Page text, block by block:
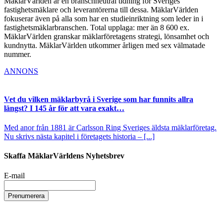
fastighetsmäklare och leverantörerna till dessa. MäklarVärlden
fokuserar även på alla som har en studieinriktning som leder in i
fastighetsmäklarbranschen. Total upplaga: mer än 8 600 ex.
MäklarVärlden granskar mäklarföretagens strategi, lönsamhet och
kundnytta. MäklarVärlden utkommer årligen med sex välmatade
nummer.
ANNONS
Vet du vilken mäklarbyrå i Sverige som har funnits allra
längst? I 145 år för att vara exakt…
Med anor från 1881 är Carlsson Ring Sveriges äldsta mäklarföretag.
Nu skrivs nästa kapitel i företagets historia – [...]
Skaffa MäklarVärldens Nyhetsbrev
E-mail
Prenumerera